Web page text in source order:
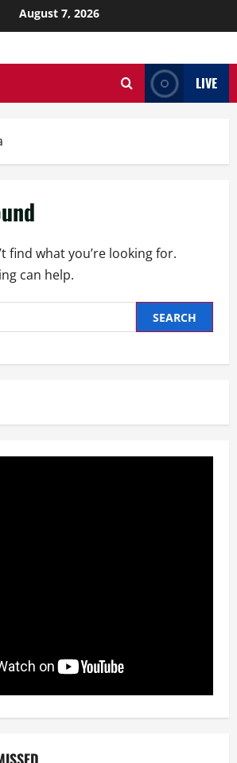
August 7, 2026
LIVE
find what you’re looking for.
can help.